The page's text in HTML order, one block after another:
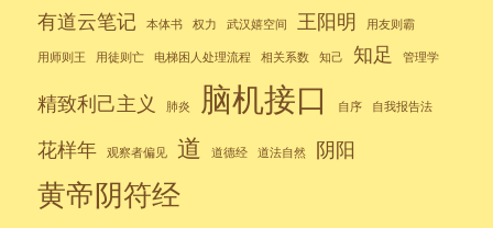
有道云笔记 本体书 权力 武汉嬉空间 王阳明 用友则霸
用师则王 用徒则亡 电梯困人处理流程 相关系数 知己 知足 管理学
精致利己主义 肺炎 脑机接口 自序 自我报告法
花样年 观察者偏见 道 道德经 道法自然 阴阳
黄帝阴符经